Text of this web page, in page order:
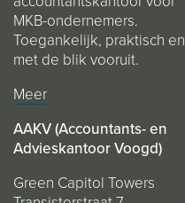
MKB-ondernemers.
Toegankelijk, praktisch en
met de blik vooruit.
Meer
AAKV (Accountants- en
Advieskantoor Voogd)
Green Capitol Towers